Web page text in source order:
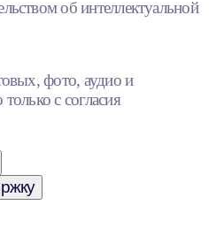
об интеллектуальной
фото, аудио и
с согласия